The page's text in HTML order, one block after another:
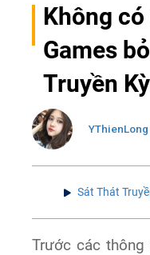
Không
Games
Truyền Kỳ
YThienLong
Sát Thát
Trước các